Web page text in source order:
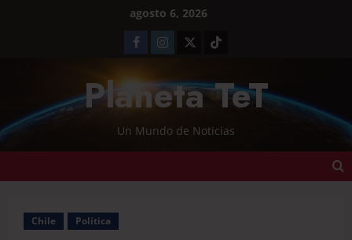
agosto 6, 2026
Planeta TeT
Un Mundo de Noticias
Chile Política